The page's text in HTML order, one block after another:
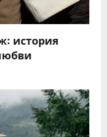
история